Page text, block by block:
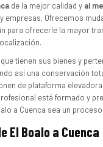
de la mejor calidad y al
empresas. Ofrecemos
para ofrecerle la mayor
tienen sus bienes y
así una conservación
de plataforma
está formado y
a Cuenca sea un
El Boalo a Cuenca